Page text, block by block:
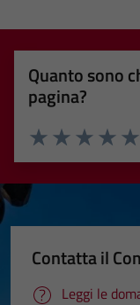
Quanto sono
pagina?
Valuta
Valuta 3
Valuta 2 stelle
Valuta 1 stelle su 5
Contatta il
Leggi le